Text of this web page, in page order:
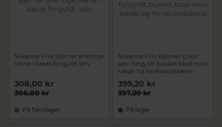
Susanne Friis Bjørner øreringe
Måne i kæde forgyldt sølv
306,00 kr
308,00 kr
På fjernlager
Susanne Friis Bjørner Creol
sølv forgyldt bukket blad med
kæde og ferskvandsperle
397,20 kr
399,20 kr
På lager